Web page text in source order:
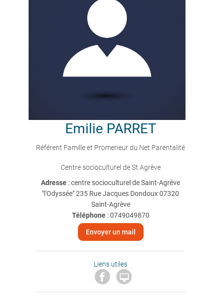
Emilie PARRET
Référent Famille et Promeneur du Net Parentalité
Centre socioculturel de St Agrève
Adresse : centre socioculturel de Saint-Agrève
"l'Odyssée" 235 Rue Jacques Dondoux 07320
Saint-Agrève
Téléphone:0749049870
Envoyer un mail
Liens utiles
